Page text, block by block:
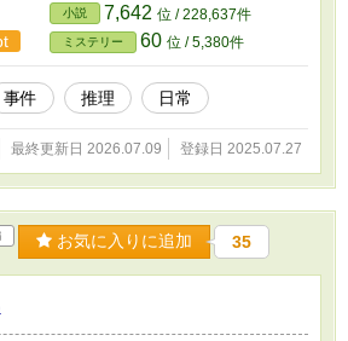
小説 7,642 位 / 228,637件
ミステリー 60 位 / 5,380件
事件 推理 日常
最終更新日 2026.07.09 登録日 2025.07.27
お気に入りに追加 35